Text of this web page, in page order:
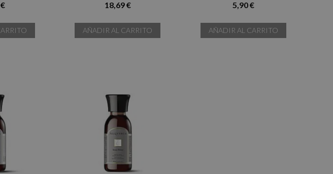
18,69 €
AÑADIR AL CARRITO
5,90 €
AÑADIR AL CARRITO